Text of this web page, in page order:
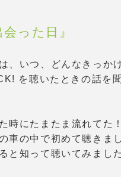
った日』
、いつ、どんなきっか
を聴いたときの話を
時にたまたま流れてた！
車の中で初めて聴きま
と知って聴いてみまし